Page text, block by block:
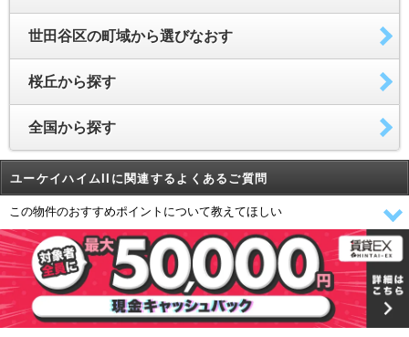
世田谷区の町域から選びなおす
桜丘から探す
全国から探す
ユーケイハイムIIに関連するよくあるご質問
この物件のおすすめポイントについて教えてほしい